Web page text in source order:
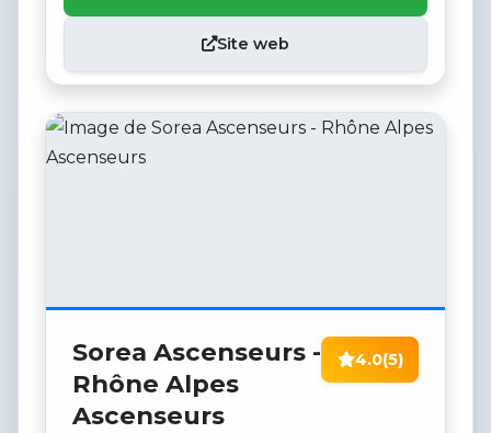
Site web
Sorea Ascenseurs -
Rhône Alpes
Ascenseurs
4.0(5)